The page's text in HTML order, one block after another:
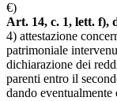
€)
Art. 14, c. 1, lett. f),
4) attestazione
patrimoniale
dichiarazione dei
parenti entro il
dando eventualmente